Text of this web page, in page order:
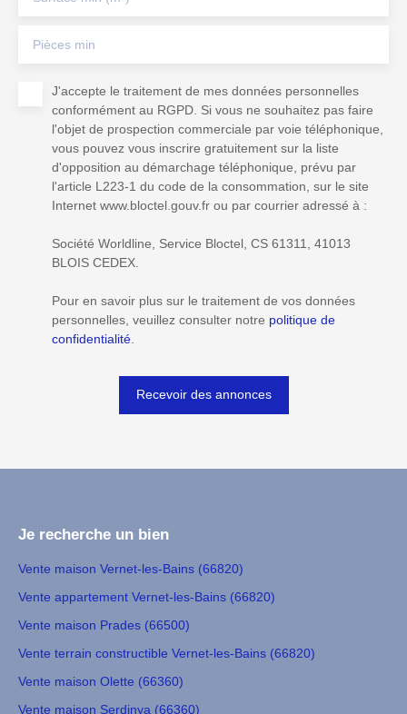
Pièces min
J'accepte le traitement de mes données personnelles
conformément au RGPD. Si vous ne souhaitez pas faire
l'objet de prospection commerciale par voie téléphonique,
vous pouvez vous inscrire gratuitement sur la liste
d'opposition au démarchage téléphonique, prévu par
l'article L223-1 du code de la consommation, sur le site
Internet www.bloctel.gouv.fr ou par courrier adressé à :
Société Worldline, Service Bloctel, CS 61311, 41013
BLOIS CEDEX.
Pour en savoir plus sur le traitement de vos données
personnelles, veuillez consulter notre politique de
confidentialité
Recevoir des annonces
Je recherche un bien
Vente maison Vernet-les-Bains (66820)
Vente appartement Vernet-les-Bains (66820)
Vente maison Prades (66500)
Vente terrain constructible Vernet-les-Bains (66820)
Vente maison Olette (66360)
Vente maison Serdinya (66360)